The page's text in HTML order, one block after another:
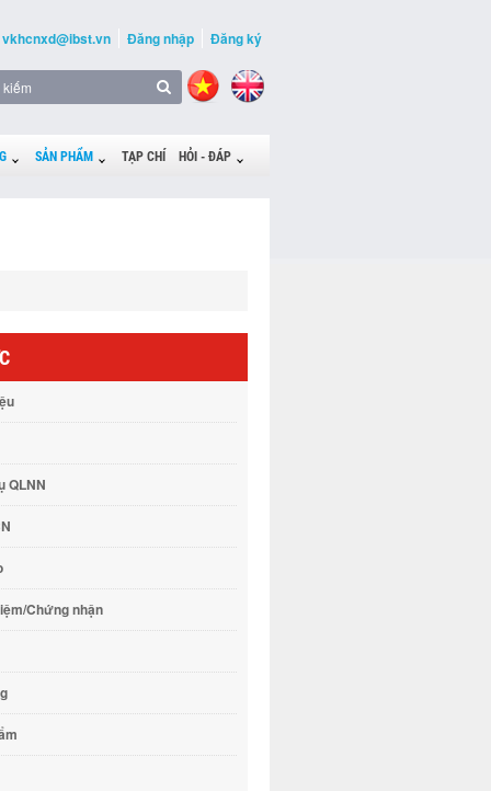
vkhcnxd@ibst.vn Đăng nhập Đăng ký
SẢN PHẨM TẠP CHÍ HỎI - ĐÁP
QLNN
Chứng nhận